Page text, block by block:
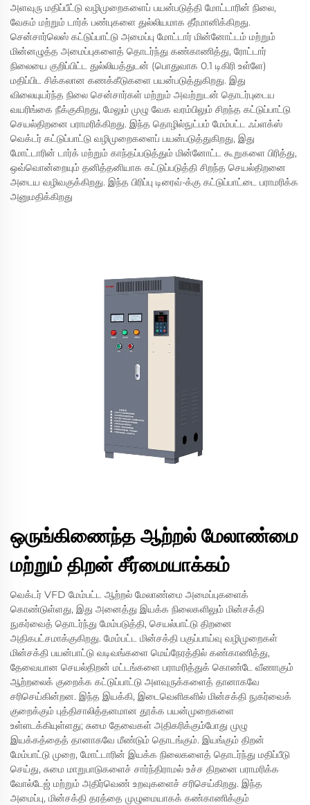
அளவுரு மதிப்பீட்டு வழிமுறைகளைப் பயன்படுத்தி மோட்டாரின் நிலை,
வேகம் மற்றும் டார்க் பண்புகளை துல்லியமாக தீர்மானிக்கிறது.
சென்சார்லெஸ் கட்டுப்பாட்டு அமைப்பு மோட்டார் மின்னோட்டம் மற்றும்
மின்னழுத்த அமைப்புகளைத் தொடர்ந்து கண்காணித்து, ரோட்டார்
நிலையை குறிப்பிட்ட துல்லியத்துடன் (பொதுவாக 0.1 டிகிரி உள்ளே)
மதிப்பிட சிக்கலான கணக்கீடுகளை பயன்படுத்துகிறது. இது
விலையுயர்ந்த நிலை சென்சார்கள் மற்றும் அவற்றுடன் தொடர்புடைய
வயரிங்கை நீக்குகிறது, மேலும் முழு வேக வரம்பிலும் சிறந்த கட்டுப்பாட்டு
செயல்திறனை பராமரிக்கிறது. இந்த தொழில்நுட்பம் மேம்பட்ட ஃப்ளக்ஸ்
வெக்டர் கட்டுப்பாட்டு வழிமுறைகளைப் பயன்படுத்துகிறது, இது
மோட்டாரின் டார்க் மற்றும் காந்தப்படுத்தும் மின்னோட்ட கூறுகளை பிரித்து,
ஒவ்வொன்றையும் தனித்தனியாக கட்டுப்படுத்தி சிறந்த செயல்திறனை
அடைய வழிவகுக்கிறது. இந்த பிரிப்பு டிரைவ்-க்கு கட்டுப்பாட்டை பராமரிக்க
அனுமதிக்கிறது
ஒருங்கிணைந்த ஆற்றல் மேலாண்மை
மற்றும் திறன் சீர்மையாக்கம்
வெக்டர் VFD மேம்பட்ட ஆற்றல் மேலாண்மை அமைப்புகளைக்
கொண்டுள்ளது, இது அனைத்து இயக்க நிலைகளிலும் மின்சக்தி
நுகர்வைத் தொடர்ந்து மேம்படுத்தி, செயல்பாட்டு திறனை
அதிகபட்சமாக்குகிறது. மேம்பட்ட மின்சக்தி பகுப்பாய்வு வழிமுறைகள்
மின்சக்தி பயன்பாட்டு வடிவங்களை மெய்நேரத்தில் கண்காணித்து,
தேவையான செயல்திறன் மட்டங்களை பராமரித்துக் கொண்டே வீணாகும்
ஆற்றலைக் குறைக்க கட்டுப்பாட்டு அளவுருக்களைத் தானாகவே
சரிசெய்கின்றன. இந்த இயக்கி, இடைவெளிகளில் மின்சக்தி நுகர்வைக்
குறைக்கும் புத்திசாலித்தனமான தூக்க பயன்முறைகளை
உள்ளடக்கியுள்ளது; சுமை தேவைகள் அதிகரிக்கும்போது முழு
இயக்கத்தைத் தானாகவே மீண்டும் தொடங்கும். இயங்கும் திறன்
மேம்பாட்டு முறை, மோட்டாரின் இயக்க நிலைகளைத் தொடர்ந்து மதிப்பீடு
செய்து, சுமை மாறுபாடுகளைச் சார்ந்திராமல் உச்ச திறனை பராமரிக்க
வோல்டேஜ் மற்றும் அதிர்வெண் உறவுகளைச் சரிசெய்கிறது. இந்த
அமைப்பு, மின்சக்தி தரத்தை முழுமையாகக் கண்காணிக்கும்